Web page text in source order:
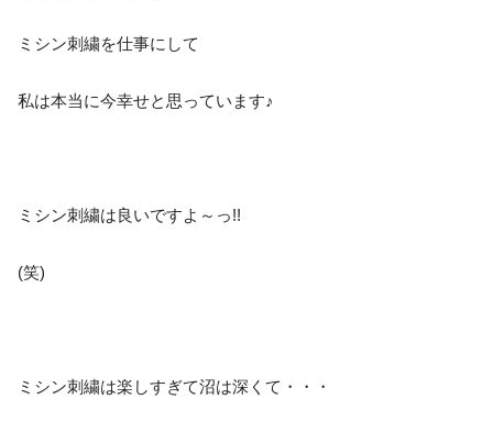
ミシン刺繍を仕事にして
私は本当に今幸せと思っています♪
ミシン刺繍は良いですよ～っ!!
(笑)
ミシン刺繍は楽しすぎて沼は深くて・・・